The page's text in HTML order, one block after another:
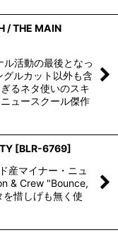
/ THE MAIN
ル活動の最後となっ
ルカット以外も含
るネタ使いのスキ
ュースクール傑作
[BLR-6769]
産マイナー・ニュ
& Crew "Bounce,
惜しげも無く使